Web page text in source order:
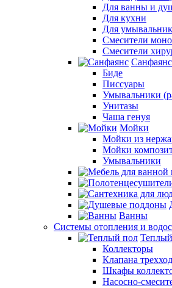
Для ванны и
Для кухни
Для
Смесители моно
Смесители
Санфаянс
Биде
Писсуары
Умывальники
Унитазы
Чаша генуя
Мойки
Мойки из
Мойки
Умывальники
Ванны
Системы отопления и
Коллекторы
Клапана
Шкафы
Насосно-